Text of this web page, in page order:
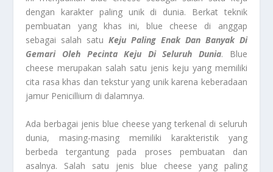
dengan karakter paling unik di dunia. Berkat teknik
pembuatan yang khas ini, blue cheese di anggap
sebagai salah satuKeju Paling Enak Dan Banyak Di
Gemari Oleh Pecinta Keju Di Seluruh Dunia. Blue
cheese merupakan salah satu jenis keju yang memiliki
cita rasa khas dan tekstur yang unik karena keberadaan
jamur Penicillium di dalamnya.
Ada berbagai jenis blue cheese yang terkenal di seluruh
dunia, masing-masing memiliki karakteristik yang
berbeda tergantung pada proses pembuatan dan
asalnya. Salah satu jenis blue cheese yang paling